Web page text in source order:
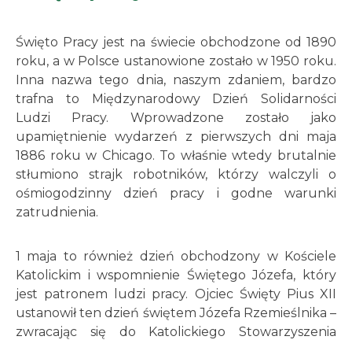
Święto Pracy jest na świecie obchodzone od 1890
roku, a w Polsce ustanowione zostało w 1950 roku.
Inna nazwa tego dnia, naszym zdaniem, bardzo
trafna to Międzynarodowy Dzień Solidarności
Ludzi Pracy. Wprowadzone zostało jako
upamiętnienie wydarzeń z pierwszych dni maja
1886 roku w Chicago. To właśnie wtedy brutalnie
stłumiono strajk robotników, którzy walczyli o
ośmiogodzinny dzień pracy i godne warunki
zatrudnienia.
1 maja to również dzień obchodzony w Kościele
Katolickim i wspomnienie Świętego Józefa, który
jest patronem ludzi pracy. Ojciec Święty Pius XII
ustanowił ten dzień świętem Józefa Rzemieślnika –
zwracając się do Katolickiego Stowarzyszenia